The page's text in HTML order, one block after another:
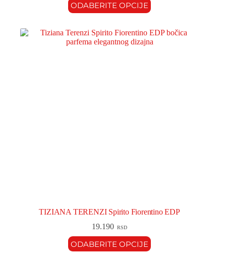
ODABERITE OPCIJE
TIZIANA TERENZI Spirito Fiorentino EDP
19.190 RSD
ODABERITE OPCIJE